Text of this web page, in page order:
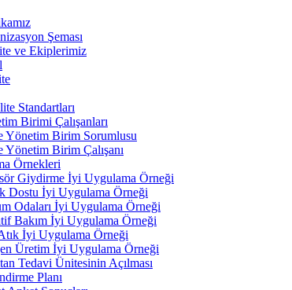
Şeması
ve Ekiplerimiz
Standartları
Birimi Çalışanları
Yönetim Birim Sorumlusu
Yönetim Birim Çalışanı
Örnekleri
Giydirme İyi Uygulama Örneği
Dostu İyi Uygulama Örneği
Odaları İyi Uygulama Örneği
Bakım İyi Uygulama Örneği
Atık İyi Uygulama Örneği
Üretim İyi Uygulama Örneği
Tedavi Ünitesinin Açılması
Planı